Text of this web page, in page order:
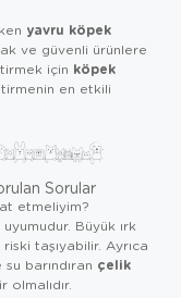
yavru köpek
ve güvenli ürünlere
için köpek
en etkili
Sorular
etmeliyim?
Büyük ırk
taşıyabilir. Ayrıca
barındıran çelik
olmalıdır.